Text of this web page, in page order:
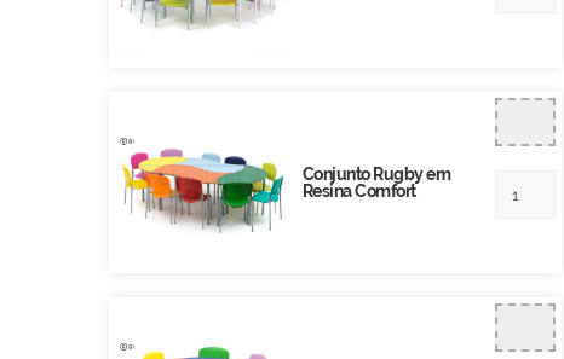
Conjunto Rugby em
Resina Comfort